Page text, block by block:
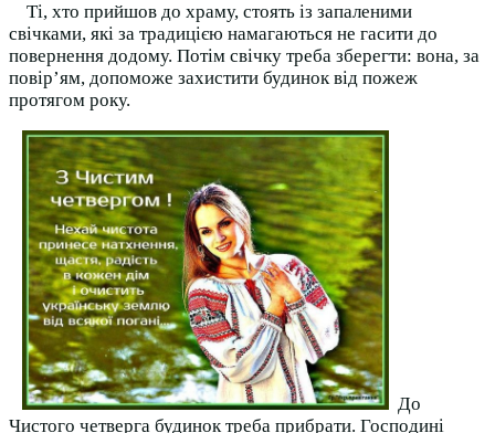
Ті, хто прийшов до храму, стоять із запаленими
свічками, які за традицією намагаються не гасити до
повернення додому. Потім свічку треба зберегти: вона, за
повір’ям, допоможе захистити будинок від пожеж
протягом року.
До
Чистого четверга будинок треба прибрати. Господині